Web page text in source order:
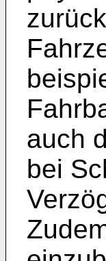
auch
bei